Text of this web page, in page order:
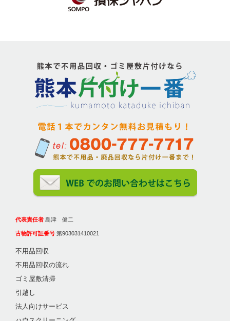
代表責任者 島津 健二
古物許可証番号 第903031410021
不用品回収
不用品回収の流れ
ゴミ屋敷清掃
引越し
法人向けサービス